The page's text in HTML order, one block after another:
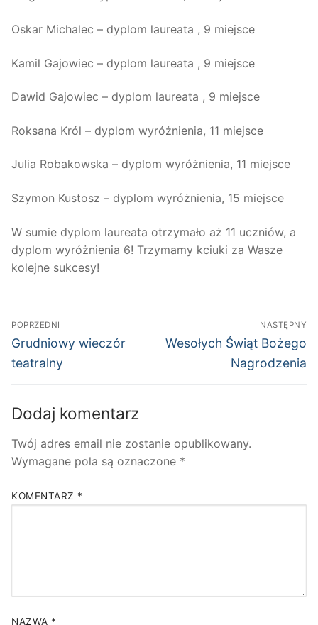
Oskar Michalec – dyplom laureata , 9 miejsce
Kamil Gajowiec – dyplom laureata , 9 miejsce
Dawid Gajowiec – dyplom laureata , 9 miejsce
Roksana Król – dyplom wyróżnienia, 11 miejsce
Julia Robakowska – dyplom wyróżnienia, 11 miejsce
Szymon Kustosz – dyplom wyróżnienia, 15 miejsce
W sumie dyplom laureata otrzymało aż 11 uczniów, a
dyplom wyróżnienia 6! Trzymamy kciuki za Wasze
kolejne sukcesy!
Nawigacja
wpisu
POPRZEDNI
Poprzedni
wpis:
Grudniowy wieczór
teatralny
NASTĘPNY
Następny
Wesołych Świąt Bożego
Nagrodzenia
Dodaj komentarz
Twój adres email nie zostanie opublikowany.
Wymagane pola są oznaczone *
KOMENTARZ *
NAZWA *